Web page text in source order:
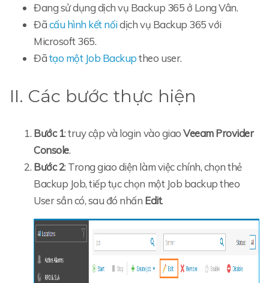
Đang sử dụng dịch vụ Backup 365 ở Long Vân.
Đãcấu hình kết nốidịch vụ Backup 365 với
Microsoft 365.
Đãtạo một Job Backuptheo user.
II. Các bước thực hiện
Bước 1: truy cập và login vào giaoVeeam Provider
Console.
Bước 2: Trong giao diện làm việc chính, chọn thẻ
Backup Job, tiếp tục chọn một Job backup theo
User sẳn có, sau đó nhấn Edit.